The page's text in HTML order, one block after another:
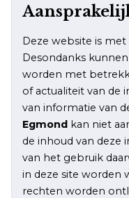
Deze website is
Desondanks
worden met
of actualiteit van de
van informatie van
Egmond kan niet
de inhoud van deze
van het gebruik
in deze site worden
rechten worden